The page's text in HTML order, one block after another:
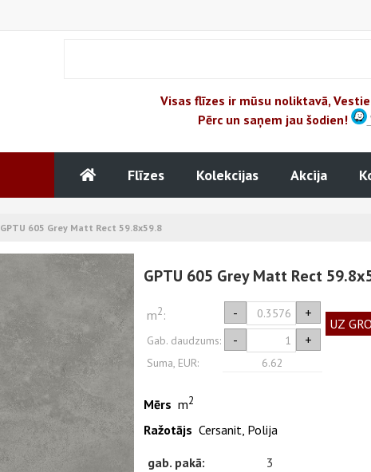
Visas flīzes ir mūsu noliktavā,
Pērc un saņem jau šodien!
Flīzes Kolekcijas Akcija
GPTU 605 Grey Matt Rect 59.8x59.8
GPTU 605 Grey Matt Rect
m2: - +
Gab. daudzums: - +
Suma, EUR: 6.62
UZ
Mērs m2
Ražotājs Cersanit, Polija
gab. pakā:
3